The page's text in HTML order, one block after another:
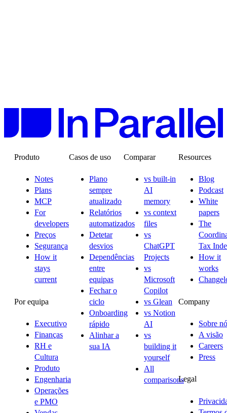
Produto
Notes
Plans
MCP
For
developers
Preços
Segurança
How it
stays
current
Por equipa
Executivo
Finanças
RH e
Cultura
Produto
Engenharia
Operações
e PMO
Casos de uso
Plano
sempre
atualizado
Relatórios
automatizados
Detetar
desvios
Dependências
entre
equipas
Fechar o
ciclo
Onboarding
rápido
Alinhar a
sua IA
Comparar
vs built-in
AI
memory
vs context
files
vs
ChatGPT
Projects
vs
Microsoft
Copilot
vs Glean
vs Notion
AI
vs
building it
yourself
All
comparisons
Resources
Blog
Podcast
White
papers
The
Tax
How it
works
Company
Sobre
A visão
Careers
Press
Legal